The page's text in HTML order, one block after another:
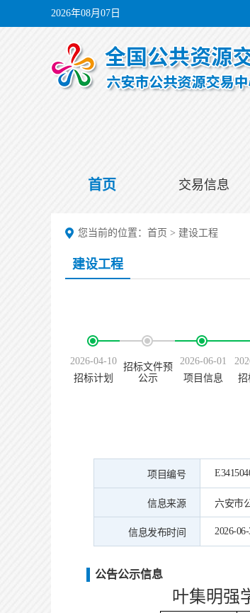
2026年08月07日
首页 交易信息
您当前的位置： 首页 > 建设工程
建设工程
2026-04-10
招标计划
招标文件预
公示
2026-06-01
项目信息
招
项目编号
信息来源 六安市
信息发布时间 2026-
公告公示信息
叶集明强